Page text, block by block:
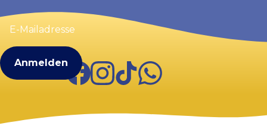
E-
Mailadresse
FacebookInstagram
TikTokWhatsApp